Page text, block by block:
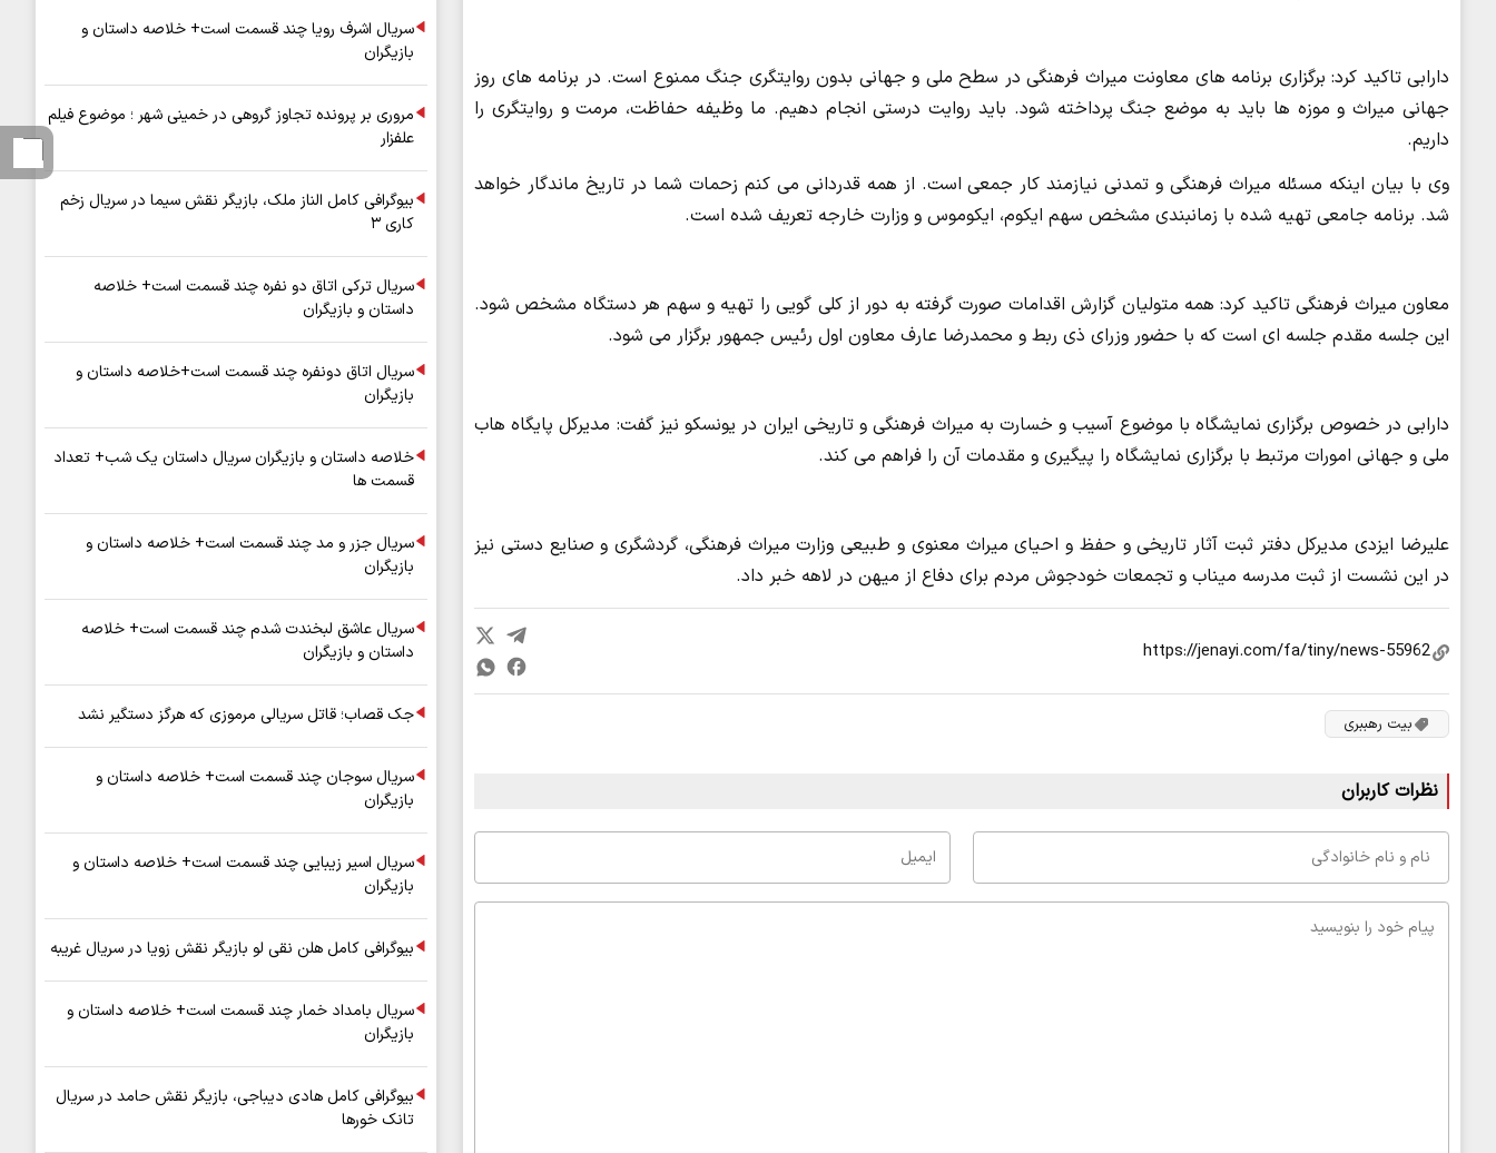
دارابی تاکید کرد: برگزاری برنامه های معاونت میراث فرهنگی در سطح ملی و جهانی بدون روایتگری جنگ ممنوع است. در برنامه های روز
جهانی میراث و موزه ها باید به موضع جنگ پرداخته شود. باید روایت درستی انجام دهیم. ما وظیفه حفاظت، مرمت و روایتگری را
داریم.
وی با بیان اینکه مسئله میراث فرهنگی و تمدنی نیازمند کار جمعی است. از همه قدردانی می کنم زحمات شما در تاریخ ماندگار خواهد
شد. برنامه جامعی تهیه شده با زمانبندی مشخص سهم ایکوم، ایکوموس و وزارت خارجه تعریف شده است.
معاون میراث فرهنگی تاکید کرد: همه متولیان گزارش اقدامات صورت گرفته به دور از کلی گویی را تهیه و سهم هر دستگاه مشخص شود.
این جلسه مقدم جلسه ای است که با حضور وزرای ذی ربط و محمدرضا عارف معاون اول رئیس جمهور برگزار می شود.
دارابی در خصوص برگزاری نمایشگاه با موضوع آسیب و خسارت به میراث فرهنگی و تاریخی ایران در یونسکو نیز گفت: مدیرکل پایگاه هاب
ملی و جهانی امورات مرتبط با برگزاری نمایشگاه را پیگیری و مقدمات آن را فراهم می کند.
علیرضا ایزدی مدیرکل دفتر ثبت آثار تاریخی و حفظ و احیای میراث معنوی و طبیعی وزارت میراث فرهنگی، گردشگری و صنایع دستی نیز
در این نشست از ثبت مدرسه میناب و تجمعات خودجوش مردم برای دفاع از میهن در لاهه خبر داد.
بیت رهببری
نظرات کاربران
سریال اشرف رویا چند قسمت است+ خلاصه داستان و
بازیگران
مروری بر پرونده تجاوز گروهی در خمینی شهر ؛ موضوع فیلم
علفزار
بیوگرافی کامل الناز ملک، بازیگر نقش سیما در سریال زخم
کاری ۳
سریال ترکی اتاق دو نفره چند قسمت است+ خلاصه
داستان و بازیگران
سریال اتاق دونفره چند قسمت است+خلاصه داستان و
بازیگران
خلاصه داستان و بازیگران سریال داستان یک شب+ تعداد
قسمت ها
سریال جزر و مد چند قسمت است+ خلاصه داستان و
بازیگران
سریال عاشق لبخندت شدم چند قسمت است+ خلاصه
داستان و بازیگران
جک قصاب؛ قاتل سریالی مرموزی که هرگز دستگیر نشد
سریال سوجان چند قسمت است+ خلاصه داستان و
بازیگران
سریال اسیر زیبایی چند قسمت است+ خلاصه داستان و
بازیگران
بیوگرافی کامل هلن نقی لو بازیگر نقش زویا در سریال غریبه
سریال بامداد خمار چند قسمت است+ خلاصه داستان و
بازیگران
بیوگرافی کامل هادی دیباجی، بازیگر نقش حامد در سریال
تانک خورها